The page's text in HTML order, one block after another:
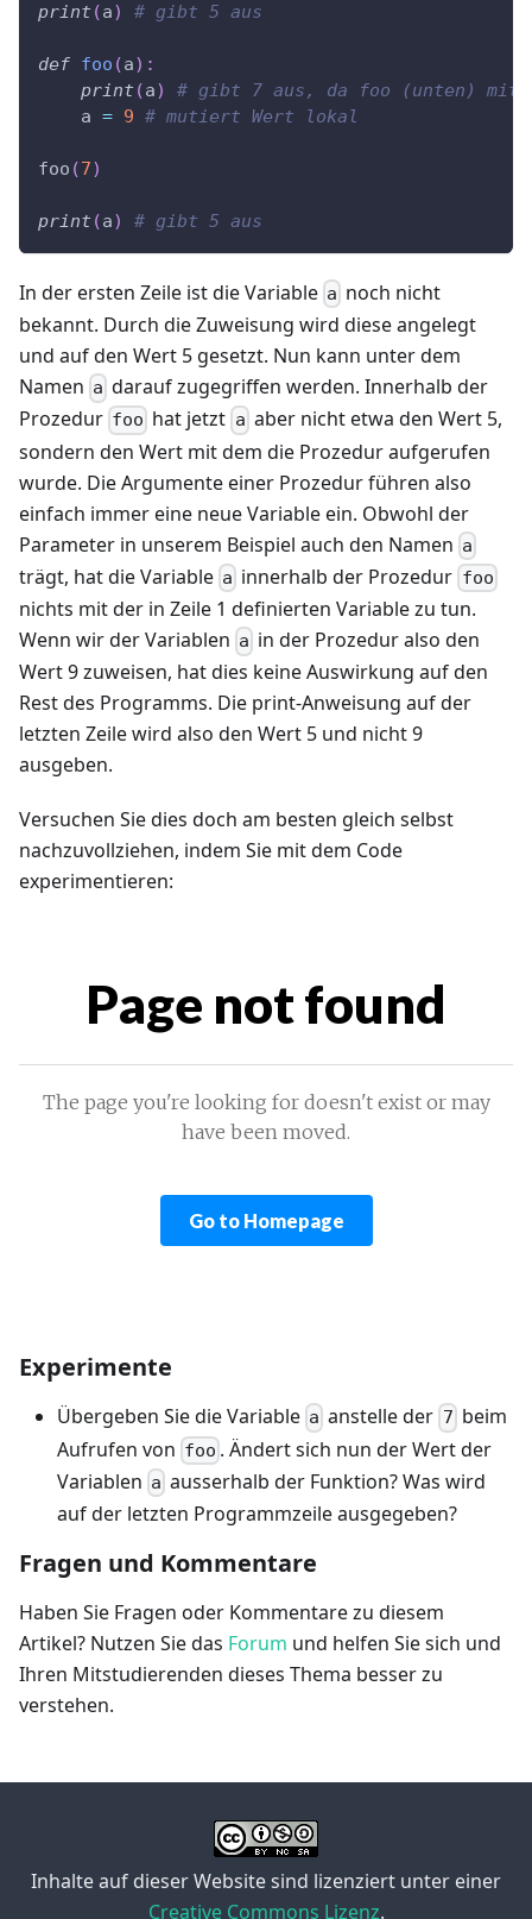
print (a) # gibt 5 aus
def foo (a) :
print (a)
# gibt 7 aus, da foo (unten) mit
    a
= 9 # mutiert Wert lokal
foo (7)
print (a) # gibt 5 aus
In der ersten Zeile ist die Variable a noch nicht
bekannt. Durch die Zuweisung wird diese angelegt
und auf den Wert 5 gesetzt. Nun kann unter dem
Namen a darauf zugegriffen werden. Innerhalb der
Prozedur foo hat jetzt a aber nicht etwa den Wert 5,
sondern den Wert mit dem die Prozedur aufgerufen
wurde. Die Argumente einer Prozedur führen also
einfach immer eine neue Variable ein. Obwohl der
Parameter in unserem Beispiel auch den Namen a
trägt, hat die Variable a innerhalb der Prozedur foo
nichts mit der in Zeile 1 definierten Variable zu tun.
Wenn wir der Variablen a in der Prozedur also den
Wert 9 zuweisen, hat dies keine Auswirkung auf den
Rest des Programms. Die print-Anweisung auf der
letzten Zeile wird also den Wert 5 und nicht 9
ausgeben.
Versuchen Sie dies doch am besten gleich selbst
nachzuvollziehen, indem Sie mit dem Code
experimentieren:
Experimente
Übergeben Sie die Variable a anstelle der 7 beim
Aufrufen von foo . Ändert sich nun der Wert der
Variablen a ausserhalb der Funktion? Was wird
auf der letzten Programmzeile ausgegeben?
Fragen und Kommentare
Haben Sie Fragen oder Kommentare zu diesem
Artikel? Nutzen Sie das Forum und helfen Sie sich und
Ihren Mitstudierenden dieses Thema besser zu
verstehen.
Inhalte auf dieser Website sind lizenziert unter einer
Creative Commons Lizenz.